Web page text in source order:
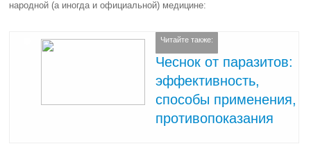
народной (а иногда и официальной) медицине:
Читайте также:
Чеснок от паразитов:
эффективность,
способы применения,
противопоказания